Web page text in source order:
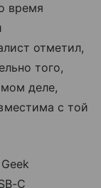
время
отметил,
того,
деле,
с той
C